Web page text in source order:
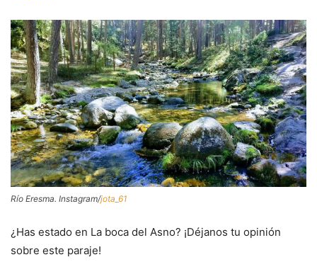
Río Eresma. Instagram/jota_61
¿Has estado en La boca del Asno? ¡Déjanos tu opinión
sobre este paraje!